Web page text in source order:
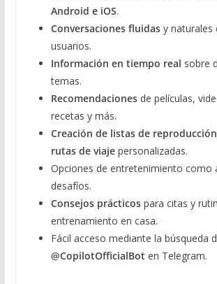
Android e iOS.
Conversaciones fluidasy naturales
usuarios.
Información en tiempo real sobre
temas.
Recomendacionesde películas,
recetas y más.
Creación de listas de
rutas de viajepersonalizadas.
Opciones de entretenimiento como
desafíos.
Consejos prácticospara citas y
entrenamiento en casa.
Fácil acceso mediante la búsqueda
@CopilotOfficialBot en Telegram.